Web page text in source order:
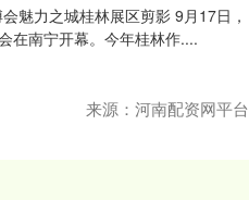
魅力之城桂林展区剪影 9月17日，
南宁开幕。今年桂林作....
来源：河南配资网平台